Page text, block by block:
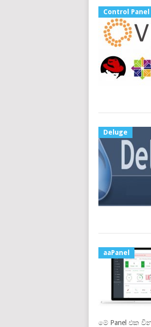
Control Panel
Deluge
aaPanel
මේ Panel එක